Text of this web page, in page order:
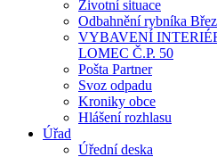
Životní situace
Odbahnění rybníka
VYBAVENÍ
LOMEC Č.P. 50
Pošta Partner
Svoz odpadu
Kroniky obce
Hlášení rozhlasu
Úřad
Úřední deska